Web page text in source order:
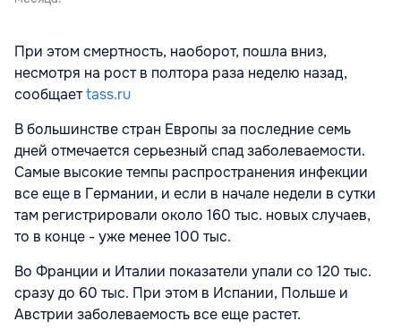
При этом смертность, наоборот, пошла вниз,
несмотря на рост в полтора раза неделю назад,
сообщаетtass.ru
В большинстве стран Европы за последние семь
дней отмечается серьезный спад заболеваемости.
Самые высокие темпы распространения инфекции
все еще в Германии, и если в начале недели в сутки
там регистрировали около 160 тыс. новых случаев,
то в конце - уже менее 100 тыс.
Во Франции и Италии показатели упали со 120 тыс.
сразу до 60 тыс. При этом в Испании, Польше и
Австрии заболеваемость все еще растет.